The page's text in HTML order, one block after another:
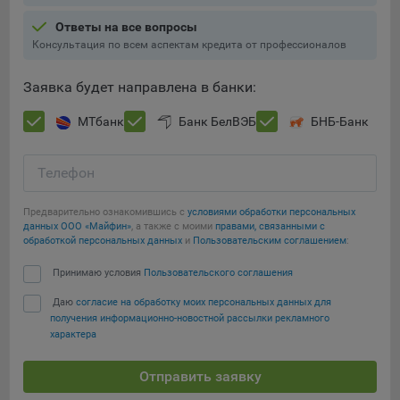
пользователей с сайтом.
контента. Данные файлы cookie собирают информацию о
позволяют Обществу «запомнить» информацию о
настраивать сайт.
9.4. Аналитические файлы cookie, например
Яндекс.Метрика, Google Analytics. Данные файлы cookie
собирают информацию о том, как пользователь
использовал сайты, и позволяют Обществу вносить в них
улучшения.
Аналитические файлы cookie показывают, какие страницы
сайта Общества посещаются чаще всего, помогают
сайта, а также позволяют оценить эффективность
рекламы. Благодаря этому у Общества есть возможность
Сохранить мои изменения
Сохранить по умолчанию
Ответы на все вопросы
Консультация по всем аспектам кредита от профессионалов
Заявка будет направлена в банки:
МТбанк Банк БелВЭБ БНБ-Банк
Телефон
Предварительно ознакомившись с условиями обработки персональных
данных ООО «Майфин», а также с моими правами, связанными с
обработкой персональных данных и Пользовательским соглашением:
Принимаю условия Пользовательского соглашения
Даю согласие на обработку моих персональных данных для
получения информационно-новостной рассылки рекламного
характера
Отправить заявку